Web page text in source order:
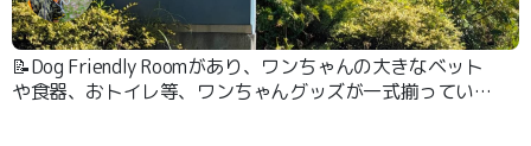
📝Dog Friendly Roomがあり、ワンちゃんの大きなベット
や食器、おトイレ等、ワンちゃんグッズが一式揃っていま